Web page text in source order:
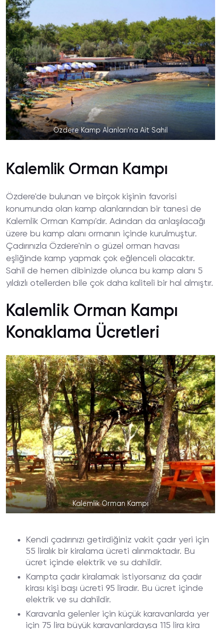
Özdere Kamp Alanları'na Ait Sahil
Kalemlik Orman Kampı
Özdere'de bulunan ve birçok kişinin favorisi
konumunda olan kamp alanlarından bir tanesi de
Kalemlik Orman Kampı'dır. Adından da anlaşılacağı
üzere bu kamp alanı ormanın içinde kurulmuştur.
Çadırınızla Özdere'nin o güzel orman havası
eşliğinde kamp yapmak çok eğlenceli olacaktır.
Sahil de hemen dibinizde olunca bu kamp alanı 5
yıldızlı otellerden bile çok daha kaliteli bir hal almıştır.
Kalemlik Orman Kampı
Konaklama Ücretleri
Kalemlik Orman Kampı
Kendi çadırınızı getirdiğiniz vakit çadır yeri için
55 liralık bir kiralama ücreti alınmaktadır. Bu
ücret içinde elektrik ve su dahildir.
Kampta çadır kiralamak istiyorsanız da çadır
kirası kişi başı ücreti 95 liradır. Bu ücret içinde
elektrik ve su dahildir.
Karavanla gelenler için küçük karavanlarda yer
için 75 lira büyük karavanlardaysa 115 lira kira